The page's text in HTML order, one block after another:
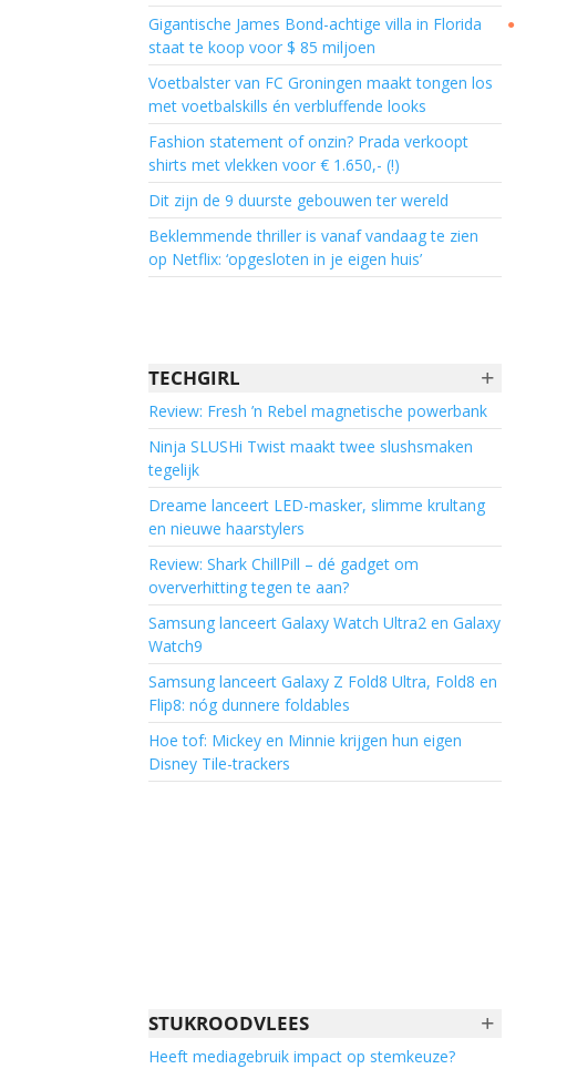
●
Gigantische James Bond-achtige villa in Florida
staat te koop voor $ 85 miljoen
Voetbalster van FC Groningen maakt tongen los
met voetbalskills én verbluffende looks
Fashion statement of onzin? Prada verkoopt
shirts met vlekken voor € 1.650,- (!)
Dit zijn de 9 duurste gebouwen ter wereld
Beklemmende thriller is vanaf vandaag te zien
op Netflix: ‘opgesloten in je eigen huis’
+
TECHGIRL
Review: Fresh ’n Rebel magnetische powerbank
Ninja SLUSHi Twist maakt twee slushsmaken
tegelijk
Dreame lanceert LED-masker, slimme krultang
en nieuwe haarstylers
Review: Shark ChillPill – dé gadget om
oververhitting tegen te aan?
Samsung lanceert Galaxy Watch Ultra2 en Galaxy
Watch9
Samsung lanceert Galaxy Z Fold8 Ultra, Fold8 en
Flip8: nóg dunnere foldables
Hoe tof: Mickey en Minnie krijgen hun eigen
Disney Tile-trackers
+
STUKROODVLEES
Heeft mediagebruik impact op stemkeuze?